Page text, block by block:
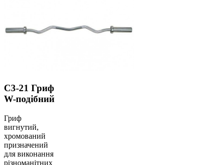
C3-21 Гриф
W-подібний
Гриф
вигнутий,
хромований
призначений
для виконання
різноманітних